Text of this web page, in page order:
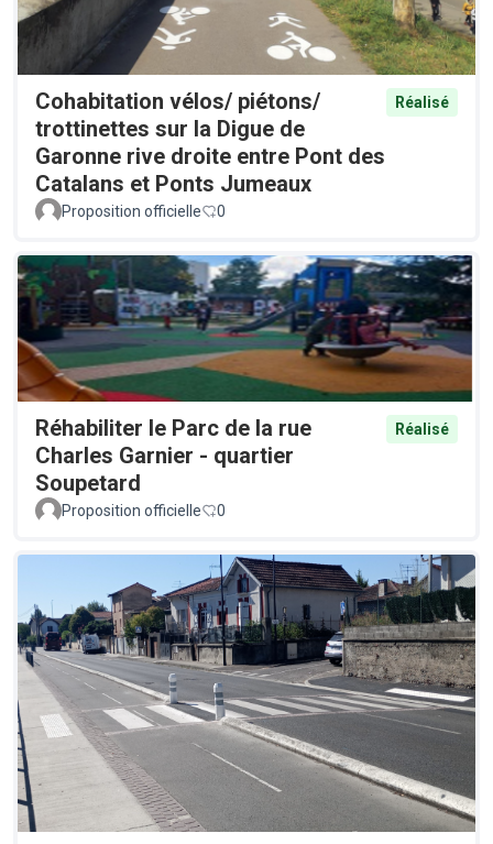
Cohabitation vélos/ piétons/
trottinettes sur la Digue de
Garonne rive droite entre Pont des
Catalans et Ponts Jumeaux
Réalisé
Proposition officielle 0
Réhabiliter le Parc de la rue
Charles Garnier - quartier
Soupetard
Réalisé
Proposition officielle 0